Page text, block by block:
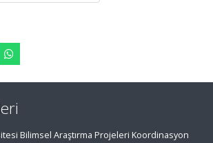
Bilimsel Araştırma Projeleri Koordinasyon